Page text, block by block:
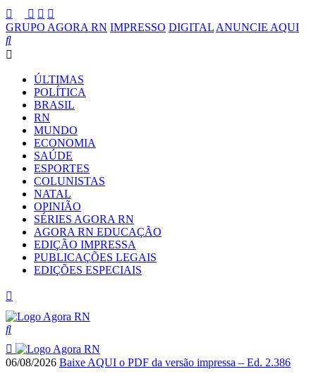
GRUPO AGORA RN IMPRESSO DIGITAL ANUNCIE AQUI
ÚLTIMAS
POLÍTICA
BRASIL
RN
MUNDO
ECONOMIA
SAÚDE
ESPORTES
COLUNISTAS
NATAL
OPINIÃO
SÉRIES AGORA RN
AGORA RN EDUCAÇÃO
EDIÇÃO IMPRESSA
PUBLICAÇÕES LEGAIS
EDIÇÕES ESPECIAIS
06/08/2026 Baixe AQUI o PDF da versão impressa – Ed. 2.386